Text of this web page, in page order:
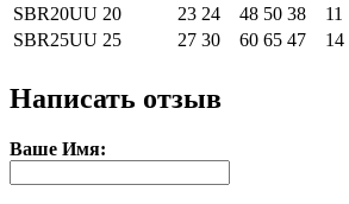
SBR20UU 20 23 24 48 50 38 11
SBR25UU 25 27 30 60 65 47 14
Написать отзыв
Ваше Имя: